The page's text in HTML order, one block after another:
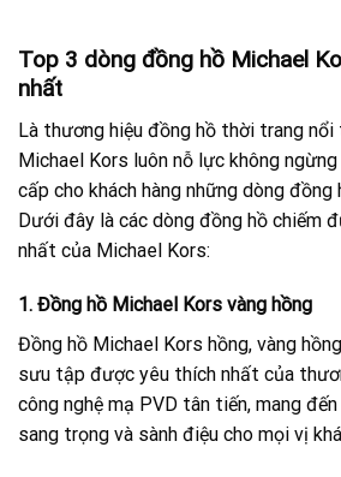
Top 3 dòng đồng hồ Michael
nhất
Là thương hiệu đồng hồ thời trang nổi
Michael Kors luôn nỗ lực không
cấp cho khách hàng những dòng
Dưới đây là các dòng đồng hồ chiếm
nhất của Michael Kors:
1. Đồng hồ Michael Kors vàng hồng
Đồng hồ Michael Kors hồng, vàng
sưu tập được yêu thích nhất của
công nghệ mạ PVD tân tiến, mang
sang trọng và sành điệu cho mọi vị